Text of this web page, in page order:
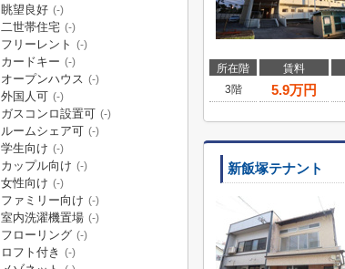
所在階 賃料
3階
5.9万円
新飯塚テナント
眺望良好 (-)
二世帯住宅 (-)
フリーレント (-)
カードキー (-)
オープンハウス (-)
外国人可 (-)
ガスコンロ設置可 (-)
ルームシェア可 (-)
学生向け (-)
カップル向け (-)
女性向け (-)
ファミリー向け (-)
室内洗濯機置場 (-)
フローリング (-)
ロフト付き (-)